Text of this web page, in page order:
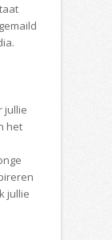
jullie
het
jullie